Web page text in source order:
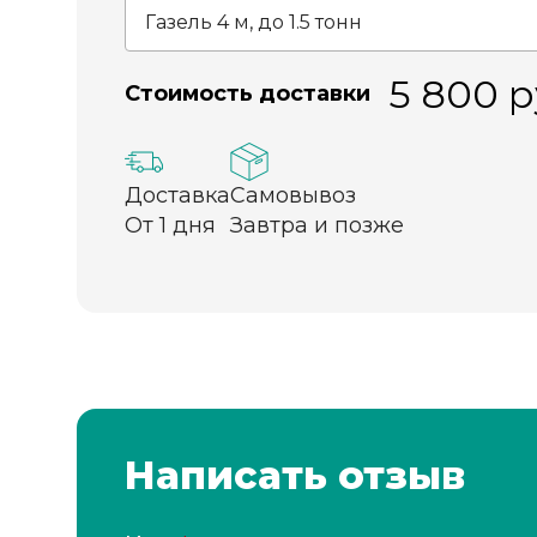
Стоимость доставки 5 800
Доставка
От 1 дня
Самовывоз
Завтра и позже
Написать отзыв